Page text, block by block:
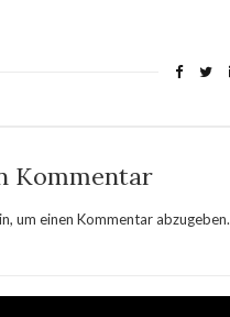
Kommentar
um einen Kommentar abzugeben.